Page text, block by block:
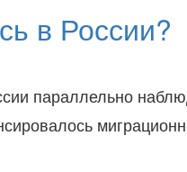
в России?
параллельно